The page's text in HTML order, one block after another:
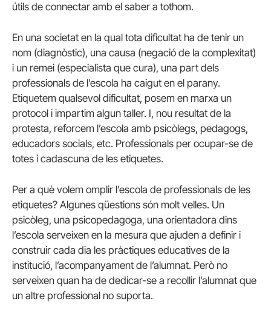
útils de connectar amb el saber a tothom.
En una societat en la qual tota dificultat ha de tenir un
nom (diagnòstic), una causa (negació de la complexitat)
i un remei (especialista que cura), una part dels
professionals de l’escola ha caigut en el parany.
Etiquetem qualsevol dificultat, posem en marxa un
protocol i impartim algun taller. I, nou resultat de la
protesta, reforcem l’escola amb psicòlegs, pedagogs,
educadors socials, etc. Professionals per ocupar-se de
totes i cadascuna de les etiquetes.
Per a què volem omplir l’escola de professionals de les
etiquetes? Algunes qüestions són molt velles. Un
psicòleg, una psicopedagoga, una orientadora dins
l’escola serveixen en la mesura que ajuden a definir i
construir cada dia les pràctiques educatives de la
institució, l’acompanyament de l’alumnat. Però no
serveixen quan ha de dedicar-se a recollir l’alumnat que
un altre professional no suporta.